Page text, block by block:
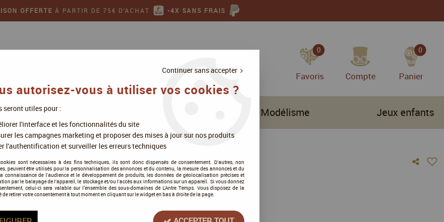
OFFERTE À PARTIR DE 75€ D'ACHAT •4X SANS FRAIS
0
Favoris Compte
0
Panier
Modélisme Jeux enfants
Everdell
Everdell
Soyez le premier à donner votre avis !
Continuer sans accepter
autorisez-vous à utiliser vos cookies ?
seront utiles pour :
l'interface et les fonctionnalités du site
les campagnes marketing et proposer des mises à jour sur nos produits
l'authentification et surveiller les erreurs techniques
sont nécessaires à des fins techniques, ils sont donc dispensés de consentement. D'autres, non
peuvent être utilisés pour la personnalisation des annonces et du contenu, la mesure des annonces et du
connaissance de l'audience et le développement de produits, les données de géolocalisation précises et
par le balayage de l'appareil, le stockage et/ou l'accès aux informations sur un appareil. Si vous donnez
celui-ci sera valable sur l’ensemble des sous-domaines de L'Antre Temps. Vous disposez de la
retirer votre consentement à tout moment en cliquant sur le widget en bas à droite de la page.